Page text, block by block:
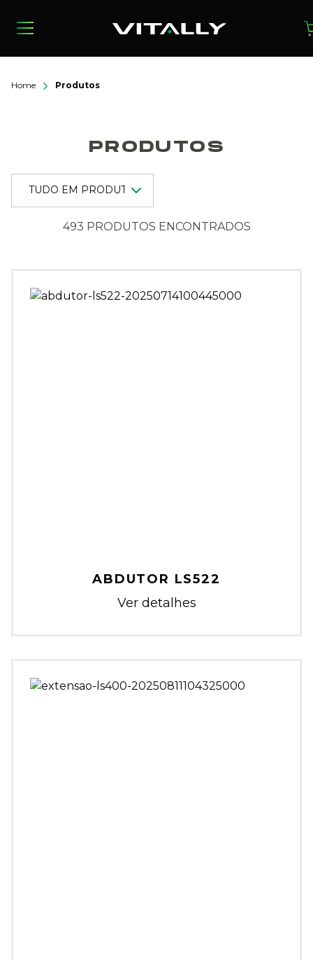
Home Produtos
PRODUTOS
493 PRODUTOS ENCONTRADOS
ABDUTOR LS522
Ver detalhes